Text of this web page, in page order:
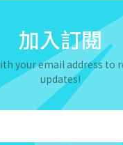
加入訂閱
your email address to
updates!